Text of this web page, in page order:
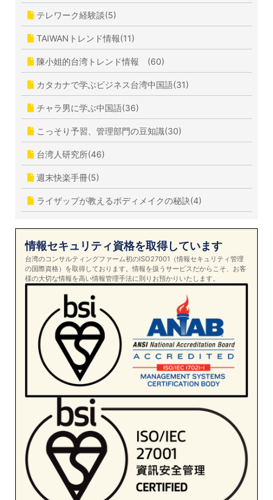
テレワーク経験談(5)
TAIWANトレンド情報(11)
陳小姐的台湾トレンド情報 (60)
カタカナで学ぶビジネス台湾中国語(31)
チャラ男に学ぶ中国語(36)
こっそり予習、管理部門の豆知識(30)
台湾人研究所(46)
週末快楽手冊(5)
ライザップが教えるボディメイクの秘訣(4)
情報セキュリティ資格を取得しています
台湾のコンサルティングファーム初のISO27001（情報セキュリティ管理
の国際資格）を取得しております。情報を扱うサービスだからこそ、お客
様の大切な情報を高い情報管理手法に則りお預かりいたします。